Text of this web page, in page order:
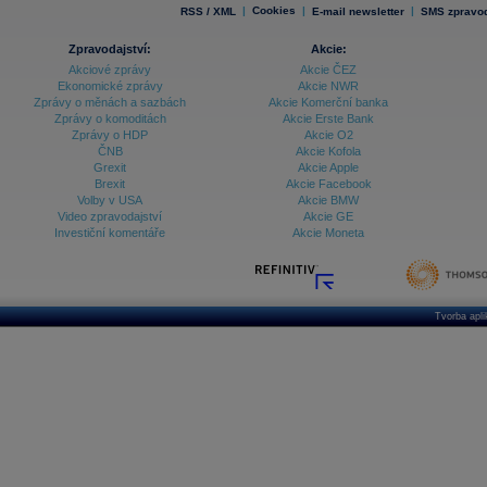
RSS / XML | Cookies | E-mail newsletter | SMS
Zpravodajství:
Akciové zprávy
Ekonomické zprávy
Zprávy o měnách a sazbách
Zprávy o komoditách
Zprávy o HDP
ČNB
Grexit
Brexit
Volby v USA
Video zpravodajství
Investiční komentáře
Akcie:
Akcie ČEZ
Akcie NWR
Akcie Komerční banka
Akcie Erste Bank
Akcie O2
Akcie Kofola
Akcie Apple
Akcie Facebook
Akcie BMW
Akcie GE
Akcie Moneta
Tvorba